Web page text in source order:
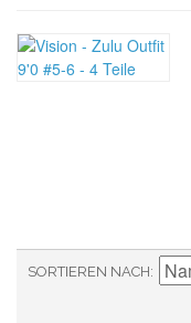
SORTIEREN NACH